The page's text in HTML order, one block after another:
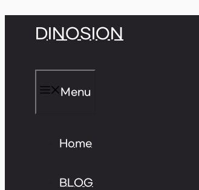
DINOSION
Menu
Home
BLOG